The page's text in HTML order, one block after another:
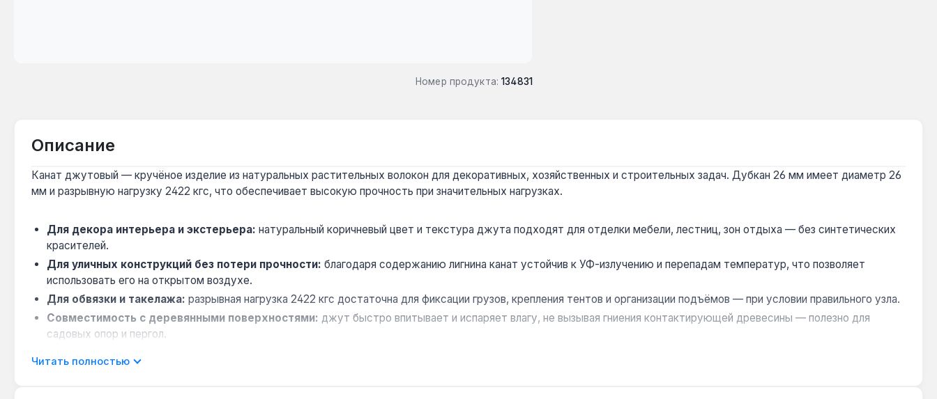
Номер продукта: 134831
Описание
Канат джутовый — кручёное изделие из натуральных растительных волокон для декоративных, хозяйственных и строительных задач. Дубкан 26 мм имеет диаметр 26
мм и разрывную нагрузку 2422 кгс, что обеспечивает высокую прочность при значительных нагрузках.
Для декора интерьера и экстерьера: натуральный коричневый цвет и текстура джута подходят для отделки мебели, лестниц, зон отдыха — без синтетических
красителей.
Для уличных конструкций без потери прочности: благодаря содержанию лигнина канат устойчив к УФ-излучению и перепадам температур, что позволяет
использовать его на открытом воздухе.
Для обвязки и такелажа: разрывная нагрузка 2422 кгс достаточна для фиксации грузов, крепления тентов и организации подъёмов — при условии правильного узла.
Совместимость с деревянными поверхностями: джут быстро впитывает и испаряет влагу, не вызывая гниения контактирующей древесины — полезно для
садовых опор и пергол.
условий выбирайте синтетические канаты.
Читать полностью